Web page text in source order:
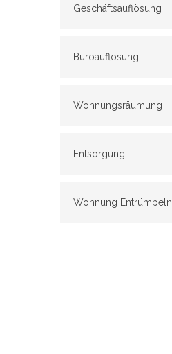
Geschäftsauflösung
Büroauflösung
Wohnungsräumung
Entsorgung
Wohnung Entrümpeln